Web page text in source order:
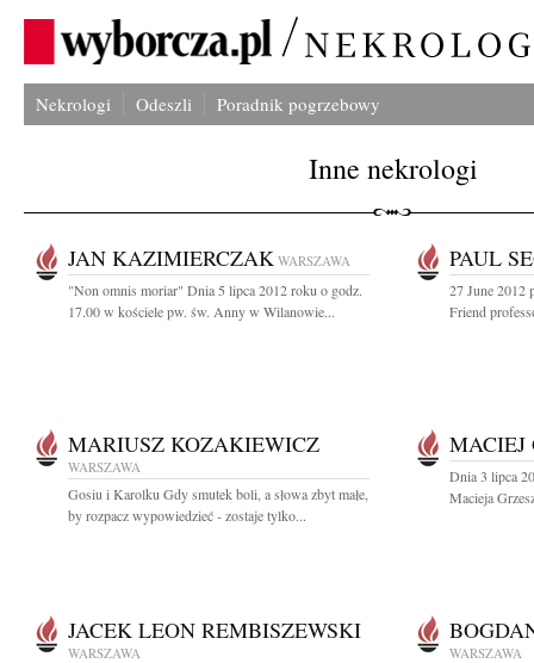
Nekrologi Odeszli Poradnik pogrzebowy
Inne nekrologi
JAN KAZIMIERCZAK WARSZAWA
"Non omnis moriar" Dnia 5 lipca 2012 roku o godz.
17.00 w kościele pw. św. Anny w Wilanowie...
PAUL
27 June 2012
Friend
MARIUSZ KOZAKIEWICZ
WARSZAWA
Gosiu i Karolku Gdy smutek boli, a słowa zbyt małe,
by rozpacz wypowiedzieć - zostaje tylko...
MACIEJ
Dnia 3 lipca
Macieja
JACEK LEON REMBISZEWSKI
WARSZAWA WARSZAWA